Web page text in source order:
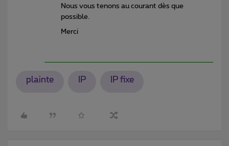
Nous vous tenons au courant dès que
possible.
Merci
plainte IP IP fixe